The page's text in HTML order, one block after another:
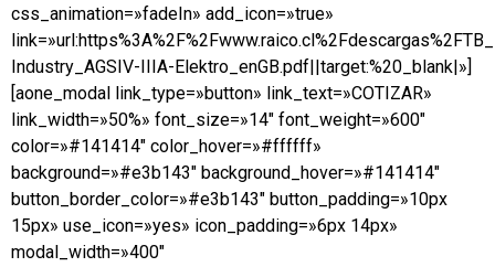
css_animation=»fadeIn» add_icon=»true»
Industry_AGSIV-IIIA-Elektro_enGB.pdf||target:%20_blank|»]
[aone_modal link_type=»button» link_text=»COTIZAR»
link_width=»50%» font_size=»14″ font_weight=»600″
color=»#141414″ color_hover=»#ffffff»
background=»#e3b143″ background_hover=»#141414″
button_border_color=»#e3b143″ button_padding=»10px
15px» use_icon=»yes» icon_padding=»6px 14px»
modal_width=»400″